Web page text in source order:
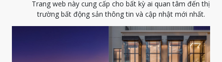
Trang web này cung cấp cho bất kỳ ai quan tâm đến thị
trường bất động sản thông tin và cập nhật mới nhất.